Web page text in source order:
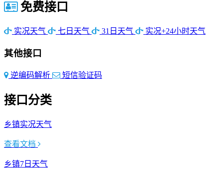
免费接口
实况天气 七日天气 31日天气 实况+24小时天气
其他接口
逆编码解析 短信验证码
接口分类
乡镇实况天气
查看文档
乡镇7日天气